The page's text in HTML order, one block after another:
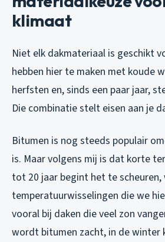
klimaat
Niet elk dakmateriaal is geschikt
hebben hier te maken met koude
herfsten en, sinds een paar jaar,
Die combinatie stelt eisen aan je
Bitumen is nog steeds populair
is. Maar volgens mij is dat korte
tot 20 jaar begint het te
temperatuurwisselingen die we
vooral bij daken die veel zon
wordt bitumen zacht, in de winter